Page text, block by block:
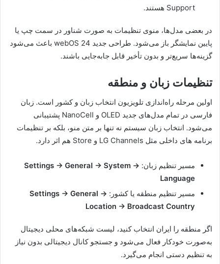
Support هستند.
در بعضی مدل‌ها، منوی تنظیمات به صورت شناور در سمت چپ یا
پایین نمایشگر باز می‌شود. طراحی جدید webOS 24 باعث می‌شود
گزینه‌ها سریع‌تر و بدون تأخیر قابل جابه‌جایی باشند.
تنظیمات زبان و منطقه
اولین مرحله راه‌اندازی تلویزیون انتخاب زبان و کشور است. زبان
فارسی در تمام مدل‌های جدید OLED و NanoCell پشتیبانی
می‌شود. انتخاب زبان سیستم نه تنها بر متن منو، بلکه بر تنظیمات
برنامه های داخلی مثل LG Channels و Store هم اثر دارد.
مسیر تنظیم زبان: Settings → General → System →
Language
مسیر تنظیم منطقه یا کشور: Settings → General →
Location → Broadcast Country
اگر منطقه را ایران انتخاب کنید، لیست شبکه‌های محلی دیجیتال
به‌صورت خودکار فعال می‌شود و جستجو کانال دیجیتالی بدون نیاز
به تنظیم دستی انجام می‌گیرد.